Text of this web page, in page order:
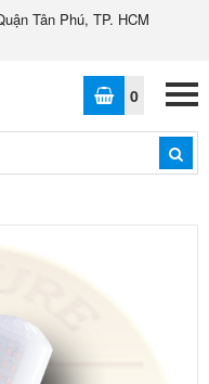
Tân Phú, TP. HCM
0